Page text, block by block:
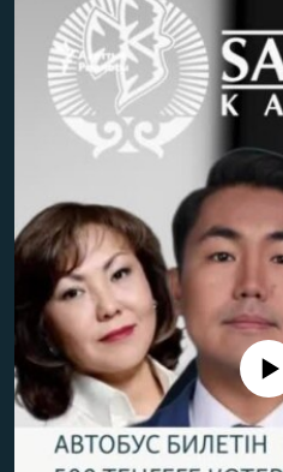
ЖАЗЫЛЫҢЫЗ
Басқа тілдерде
No media source